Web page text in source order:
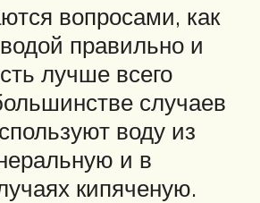
вопросами, как
правильно и
лучше всего
случаев
воду из
и в
кипяченую.